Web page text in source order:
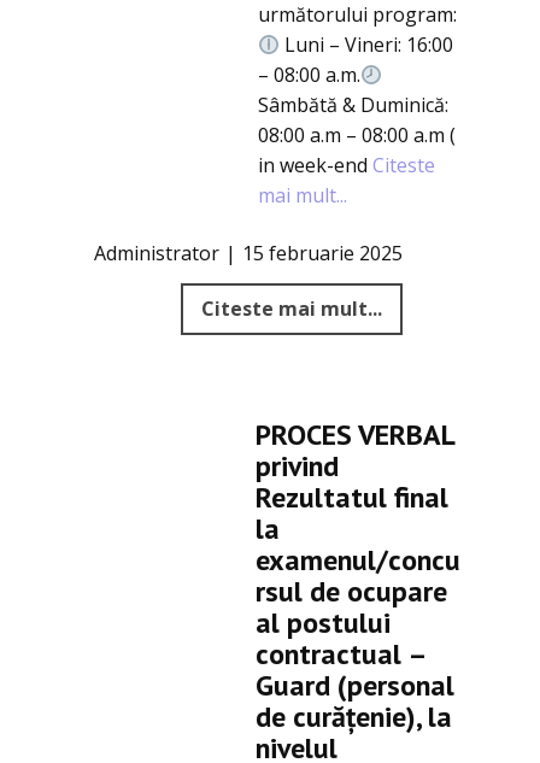
următorului program:
Luni – Vineri: 16:00
– 08:00 a.m.
Sâmbătă & Duminică:
08:00 a.m – 08:00 a.m (
in week-end Citeste
mai mult...
Administrator 15 februarie 2025
Citeste mai mult...
PROCES VERBAL
privind
Rezultatul final
la
examenul/concu
rsul de ocupare
al postului
contractual –
Guard (personal
de curățenie), la
nivelul